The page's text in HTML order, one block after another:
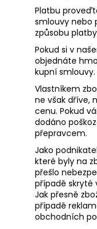
Platbu
smlouvy nebo
způsobu
Pokud si v
objednáte
kupní smlouvy.
Vlastníkem
ne však dříve,
cenu. Pokud
dodáno
přepravcem.
Jako
které byly na
přešlo
případě skryté
Jak přesně
případě
obchodních